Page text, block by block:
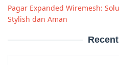
Pagar Expanded Wiremesh:
Stylish dan Aman